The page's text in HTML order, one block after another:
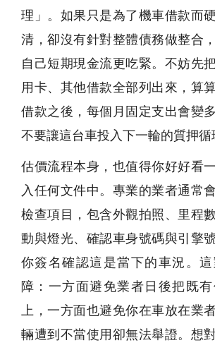
理」。如果只是為了機車借款而
清，卻沒有針對整體債務做整合
自己短期現金流更吃緊。不妨先
用卡、其他借款全部列出來，算
借款之後，每個月固定支出會變
不要讓這台車投入下一輪的質押循
估價流程本身，也值得你好好看
入任何文件中。專業的業者通常
檢查項目，包含外觀拍照、里程
動與燈光、確認車身號碼與引擎
你簽名確認這是當下的車況。
障：一方面避免業者日後把既
上，一方面也避免你在車放在業
輛遭到不當使用卻無法舉證。想